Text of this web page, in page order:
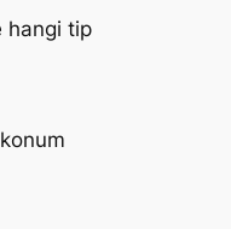
hangi tip